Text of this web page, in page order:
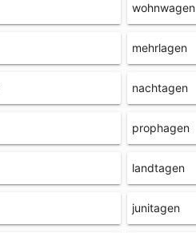
wohnwagen
mehrlagen
nachtagen
prophagen
landtagen
junitagen